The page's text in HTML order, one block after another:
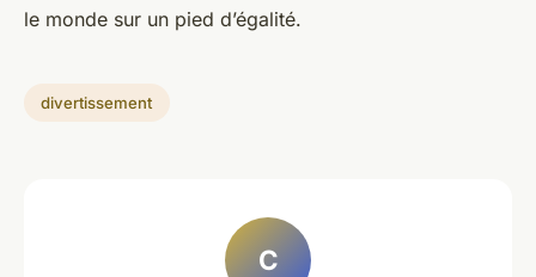
le monde sur un pied d’égalité.
divertissement
C